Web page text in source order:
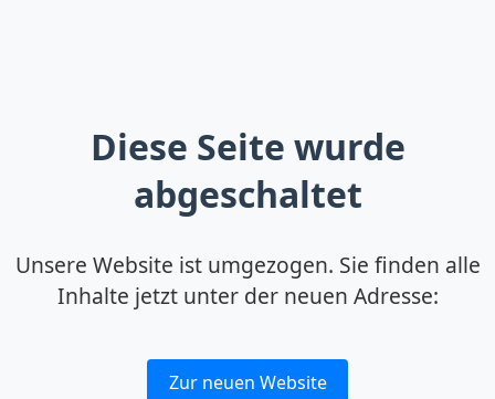
Diese Seite wurde
abgeschaltet
Unsere Website ist umgezogen. Sie finden alle
Inhalte jetzt unter der neuen Adresse:
Zur neuen Website